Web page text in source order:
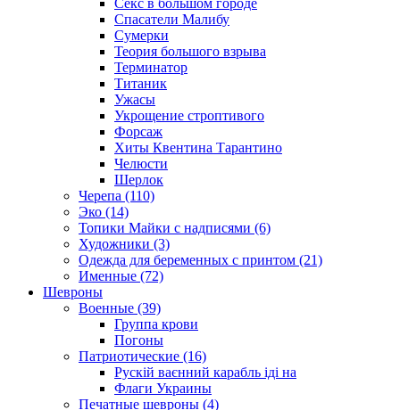
Секс в большом городе
Спасатели Малибу
Сумерки
Теория большого взрыва
Терминатор
Титаник
Ужасы
Укрощение строптивого
Форсаж
Хиты Квентина Тарантино
Челюсти
Шерлок
Черепа (110)
Эко (14)
Топики Майки с надписями (6)
Художники (3)
Одежда для беременных с принтом (21)
Именные (72)
Шевроны
Военные (39)
Группа крови
Погоны
Патриотические (16)
Рускій ваєнний карабль іді на
Флаги Украины
Печатные шевроны (4)